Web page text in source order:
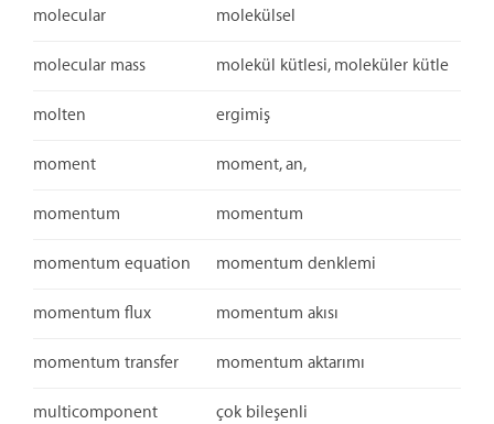
molecular molekülsel
molecular mass molekül kütlesi, moleküler kütle
molten ergimiş
moment moment, an,
momentum momentum
momentum equation momentum denklemi
momentum flux momentum akısı
momentum transfer momentum aktarımı
multicomponent çok bileşenli